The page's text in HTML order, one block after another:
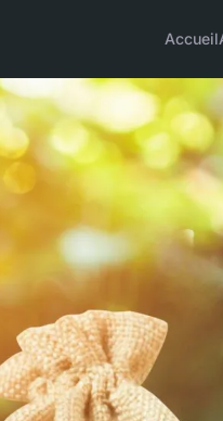
Accueil